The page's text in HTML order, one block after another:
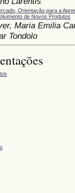
Orientação para a
de Novos Produtos
Maria Emilia
Tondolo